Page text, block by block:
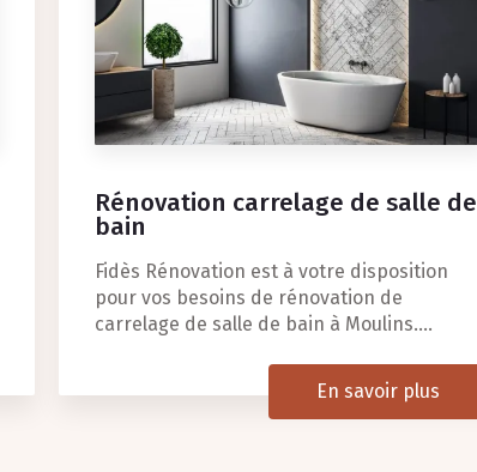
Rénovation carrelage de salle de
bain
Fidès Rénovation est à votre disposition
pour vos besoins de rénovation de
carrelage de salle de bain à Moulins....
En savoir plus